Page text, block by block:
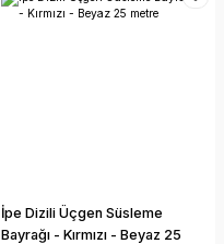
İpe Dizili Üçgen Süsleme
Bayrağı - Kırmızı - Beyaz 25